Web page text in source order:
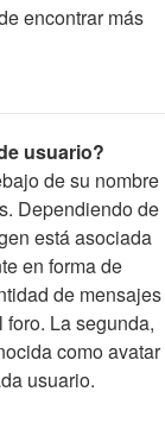
encontrar más
usuario?
de su nombre
Dependiendo de
está asociada
en forma de
de mensajes
La segunda,
como avatar
usuario.